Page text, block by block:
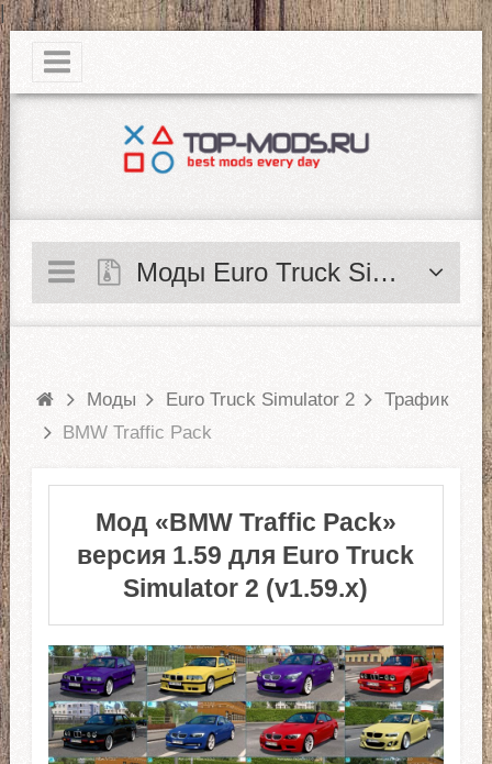
|
Моды Euro Truck Simulator 2
Моды Euro Truck Simulator 2
Трафик
BMW Traffic Pack
Мод «BMW Traffic Pack»
версия 1.59 для Euro Truck
Simulator 2 (v1.59.x)